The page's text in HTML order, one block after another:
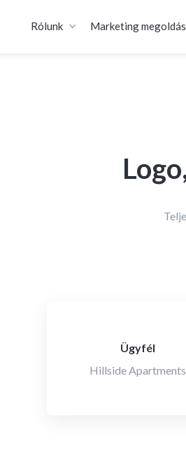
Rólunk Marketing
Ügyfél
Hillside Apartments